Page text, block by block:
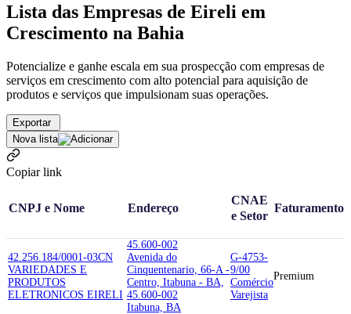
Lista das Empresas de Eireli em
Crescimento na Bahia
Potencialize e ganhe escala em sua prospecção com empresas de
serviços em crescimento com alto potencial para aquisição de
produtos e serviços que impulsionam suas operações.
Exportar
Nova lista
Copiar link
CNPJ e Nome Endereço
CNAE
e Setor
Faturamento
42.256.184/0001-03CN
VARIEDADES E
PRODUTOS
ELETRONICOS EIRELI
45.600-002
Avenida do
Cinquentenario, 66-A -
Centro, Itabuna - BA,
45.600-002
Itabuna, BA
G-4753-
9/00
Comércio
Varejista
Premium